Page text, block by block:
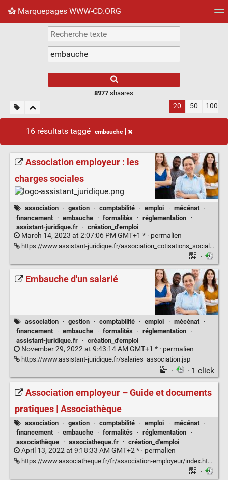
Marquepages WWW-CD.ORG
Nuage de tags Mur d'images
8977 shaares
20 50 100
16 résultats taggé embauche
Association employeur : les
charges sociales
association · gestion · comptabilité · emploi · mécénat
·
financement
· embauche · formalités · réglementation
·
assistant-juridique.fr
· création_d'emploi
March 14, 2023 at 2:07:06 PM GMT+1 * · permalien
https://www.assistant-juridique.fr/association_cotisations_sociales.jsp
·
Embauche d'un salarié
association · gestion · comptabilité · emploi · mécénat
·
financement
· embauche · formalités · réglementation
·
assistant-juridique.fr
· création_d'emploi
November 29, 2022 at 9:43:14 AM GMT+1 * · permalien
https://www.assistant-juridique.fr/salaries_association.jsp
· · 1 click
Association employeur – Guide et documents
pratiques | Associathèque
association · gestion · comptabilité · emploi · mécénat
·
financement
· embauche · formalités · réglementation
·
associathèque
· associatheque.fr · création_d'emploi
April 13, 2022 at 9:18:33 AM GMT+2 * · permalien
https://www.associatheque.fr/fr/association-employeur/index.html
·